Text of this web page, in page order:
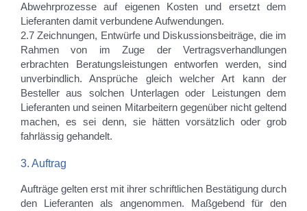
Abwehrprozesse auf eigenen Kosten und ersetzt dem
Lieferanten damit verbundene Aufwendungen.
2.7 Zeichnungen, Entwürfe und Diskussionsbeiträge, die im
Rahmen von im Zuge der Vertragsverhandlungen
erbrachten Beratungsleistungen entworfen werden, sind
unverbindlich. Ansprüche gleich welcher Art kann der
Besteller aus solchen Unterlagen oder Leistungen dem
Lieferanten und seinen Mitarbeitern gegenüber nicht geltend
machen, es sei denn, sie hätten vorsätzlich oder grob
fahrlässig gehandelt.
3. Auftrag
Aufträge gelten erst mit ihrer schriftlichen Bestätigung durch
den Lieferanten als angenommen. Maßgebend für den